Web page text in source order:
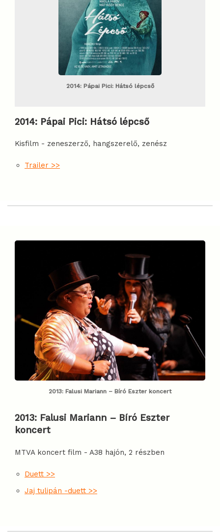
2014: Pápai Pici: Hátsó lépcső
2014: Pápai Pici: Hátsó lépcső
Kisfilm - zeneszerző, hangszerelő, zenész
Trailer >>
2013: Falusi Mariann – Bíró Eszter koncert
2013: Falusi Mariann – Bíró Eszter
koncert
MTVA koncert film - A38 hajón, 2 részben
Duett >>
Jaj tulipán -duett >>